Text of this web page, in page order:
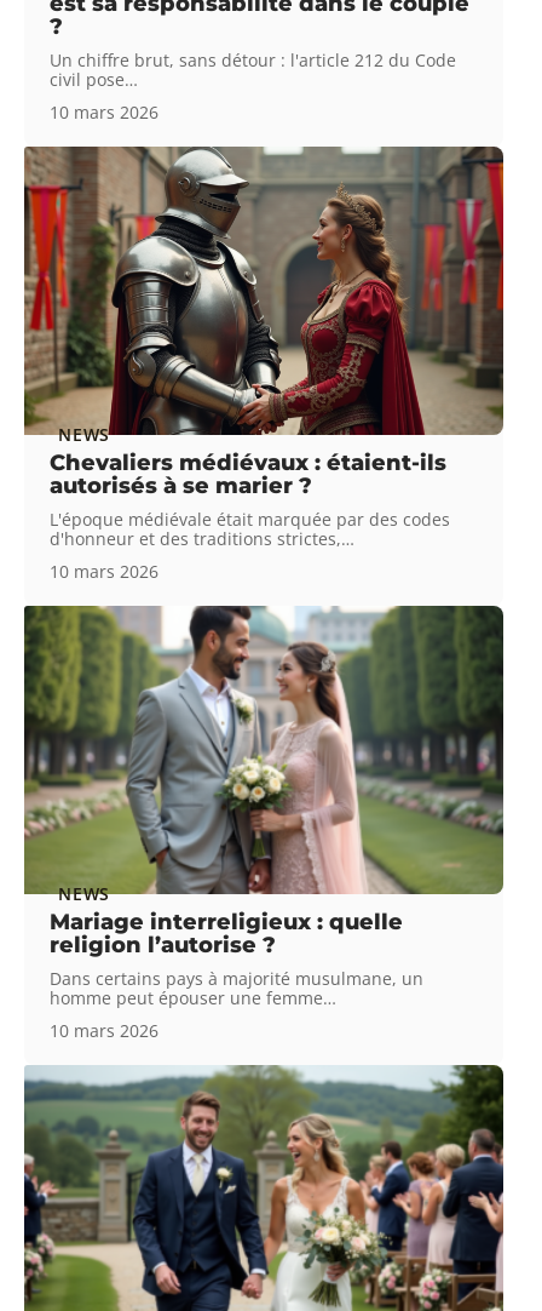
?
Un chiffre brut, sans détour : l'article 212 du Code
civil pose…
10 mars 2026
NEWS
Chevaliers médiévaux : étaient-ils
autorisés à se marier ?
L'époque médiévale était marquée par des codes
d'honneur et des traditions strictes,…
10 mars 2026
NEWS
Mariage interreligieux : quelle
religion l’autorise ?
Dans certains pays à majorité musulmane, un
homme peut épouser une femme…
10 mars 2026